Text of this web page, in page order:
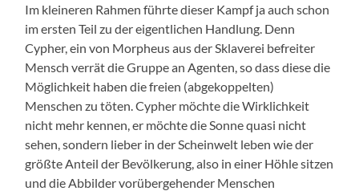
Im kleineren Rahmen führte dieser Kampf ja auch schon
im ersten Teil zu der eigentlichen Handlung. Denn
Cypher, ein von Morpheus aus der Sklaverei befreiter
Mensch verrät die Gruppe an Agenten, so dass diese die
Möglichkeit haben die freien (abgekoppelten)
Menschen zu töten. Cypher möchte die Wirklichkeit
nicht mehr kennen, er möchte die Sonne quasi nicht
sehen, sondern lieber in der Scheinwelt leben wie der
größte Anteil der Bevölkerung, also in einer Höhle sitzen
und die Abbilder vorübergehender Menschen